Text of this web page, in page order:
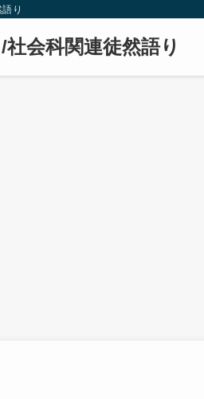
り
社会科関連徒然語り